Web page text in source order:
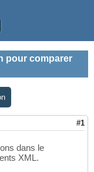
pour comparer
#1
dans le
XML.